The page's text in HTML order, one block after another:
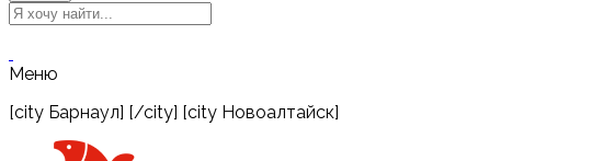
Меню
[city Барнаул] [/city] [city Новоалтайск]